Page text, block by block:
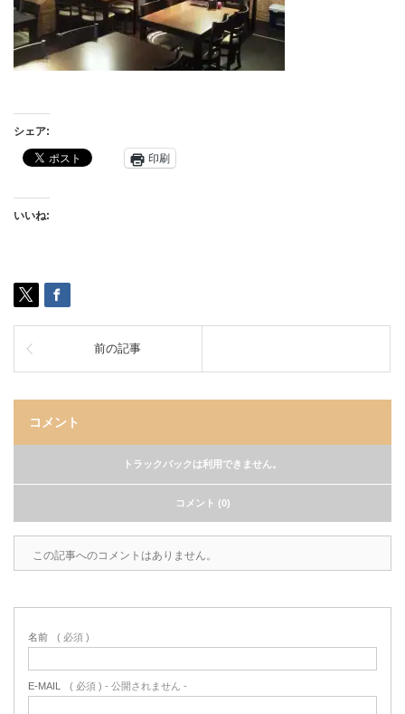
シェア:
印刷
いいね:
前の記事
コメント
トラックバックは利用できません。
コメント (0)
この記事へのコメントはありません。
名前 ( 必須 )
E-MAIL ( 必須 ) - 公開されません -